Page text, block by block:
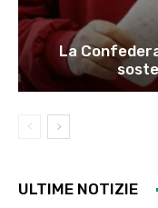
La
ULTIME NOTIZIE